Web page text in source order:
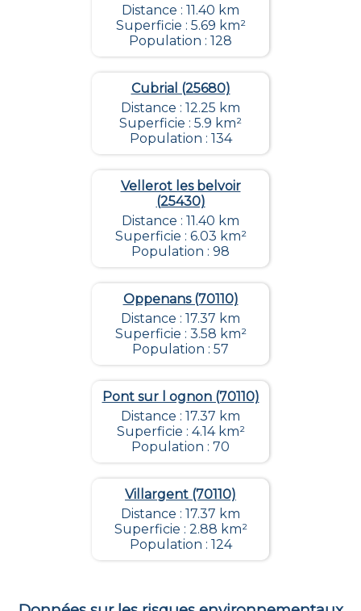
Distance : 11.40 km
Superficie : 5.69 km²
Population : 128
Cubrial (25680)
Distance : 12.25 km
Superficie : 5.9 km²
Population : 134
Vellerot les belvoir
(25430)
Distance : 11.40 km
Superficie : 6.03 km²
Population : 98
Oppenans (70110)
Distance : 17.37 km
Superficie : 3.58 km²
Population : 57
Pont sur l ognon (70110)
Distance : 17.37 km
Superficie : 4.14 km²
Population : 70
Villargent (70110)
Distance : 17.37 km
Superficie : 2.88 km²
Population : 124